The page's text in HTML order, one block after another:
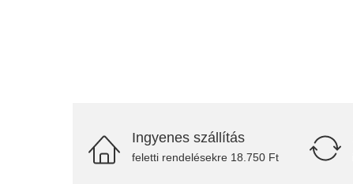
Ingyenes szállítás
feletti rendelésekre 18.750 Ft